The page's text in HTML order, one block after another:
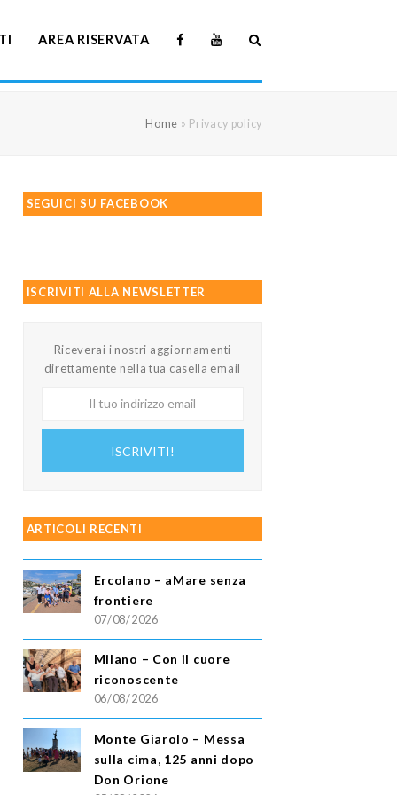
AREA RISERVATA
Home » Privacy policy
SEGUICI SU FACEBOOK
ISCRIVITI ALLA NEWSLETTER
Riceverai i nostri aggiornamenti
direttamente nella tua casella email
ISCRIVITI!
ARTICOLI RECENTI
Ercolano – aMare senza
frontiere
07/08/2026
Milano – Con il cuore
riconoscente
06/08/2026
Monte Giarolo – Messa
sulla cima, 125 anni dopo
Don Orione